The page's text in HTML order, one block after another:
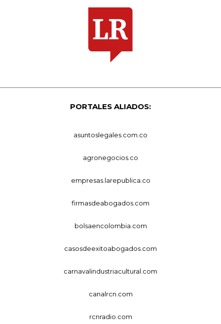
PORTALES ALIADOS:
asuntoslegales.com.co
agronegocios.co
empresas.larepublica.co
firmasdeabogados.com
bolsaencolombia.com
casosdeexitoabogados.com
carnavalindustriacultural.com
canalrcn.com
rcnradio.com